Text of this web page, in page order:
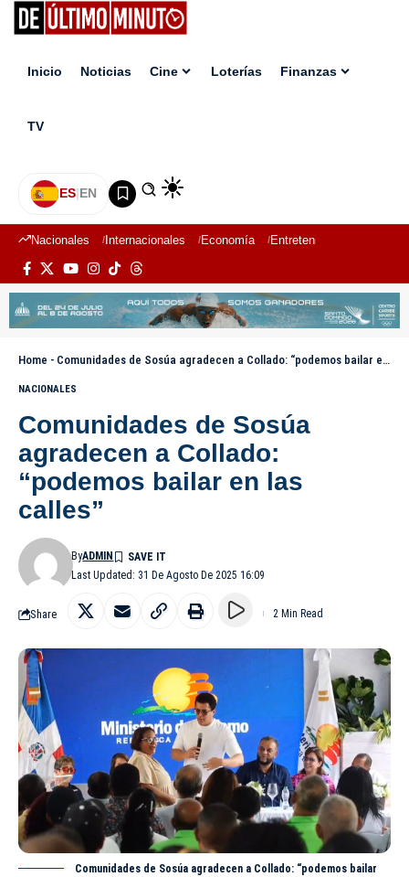
Inicio Noticias Cine Loterías Finanzas
TV
ES|EN
Nacionales Internacionales Economía Entretenimiento
Home - Comunidades de Sosúa agradecen a Collado: “podemos bailar en las calles”
NACIONALES
Comunidades de Sosúa
agradecen a Collado:
“podemos bailar en las
calles”
Last Updated: 31 De Agosto De 2025 16:09
ByADMIN
Share 2 Min Read
Comunidades de Sosúa agradecen a Collado: “podemos bailar